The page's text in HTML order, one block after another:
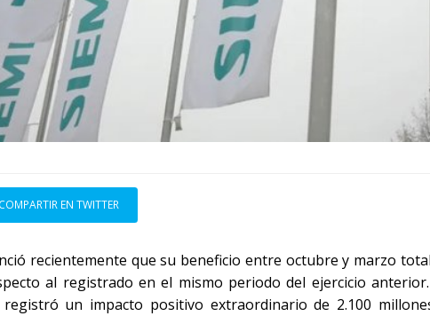
COMPARTIR EN TWITTER
recientemente que su beneficio entre octubre y marzo
al registrado en el mismo periodo del ejercicio
un impacto positivo extraordinario de 2.100